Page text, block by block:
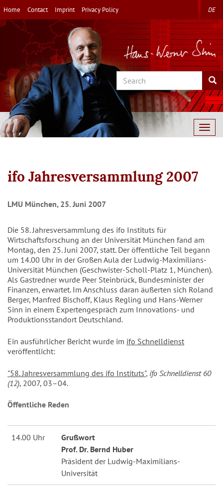
Skip
to
main
Home Contact Imprint Privacy Policy DE
Search
ifo Jahresversammlung 2007
LMU München, 25. Juni 2007
Die 58. Jahresversammlung des ifo Instituts für
Wirtschaftsforschung an der Universität München fand am
Montag, den 25. Juni 2007, statt. Der öffentliche Teil begann
um 14.00 Uhr in der Großen Aula der Ludwig-Maximilians-
Universität München (Geschwister-Scholl-Platz 1, München).
Als Gastredner wurde Peer Steinbrück, Bundesminister der
Finanzen, erwartet. Im Anschluss daran äußerten sich Roland
Berger, Manfred Bischoff, Klaus Regling und Hans-Werner
Sinn in einem Expertengespräch zum Innovations- und
Produktionsstandort Deutschland.
Ein ausführlicher Bericht wurde im ifo Schnelldienst
veröffentlicht:
"58. Jahresversammlung des ifo Instituts", ifo Schnelldienst 60
(12), 2007, 03–04.
Öffentliche Reden
14.00 Uhr
Grußwort
Prof. Dr. Bernd Huber
Präsident der Ludwig-Maximilians-
Universität